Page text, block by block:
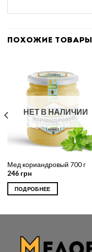
ПОХОЖИЕ ТОВАРЫ
НЕТ В НАЛИЧИИ
Мед кориандровый 700 г
246 грн
ПОДРОБНЕЕ